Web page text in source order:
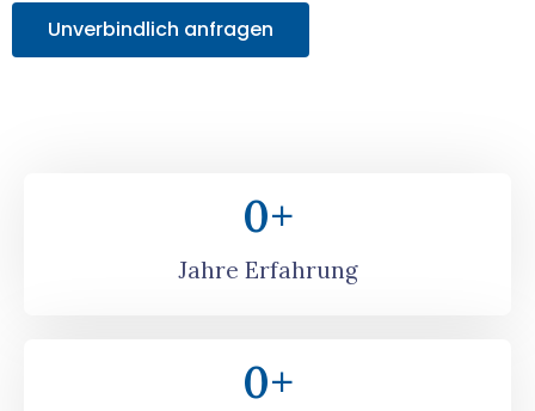
Unverbindlich anfragen
Jahre Erfahrung
0+
0+